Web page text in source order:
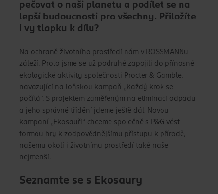
pečovat o naši planetu a podílet se na
lepší budoucnosti pro všechny. Přiložíte
i vy tlapku k dílu?
Na ochraně životního prostředí nám v ROSSMANNu
záleží. Proto jsme se už podruhé zapojili do přínosné
ekologické aktivity společnosti Procter & Gamble,
navazující na loňskou kampaň „Každý krok se
počítá“. S projektem zaměřeným na eliminaci odpadu
a jeho správné třídění jdeme ještě dál! Novou
kampaní „Ekosauři“ chceme společně s P&G vést
formou hry k zodpovědnějšímu přístupu k přírodě,
našemu okolí i životnímu prostředí také naše
nejmenší.
Seznamte se s Ekosaury